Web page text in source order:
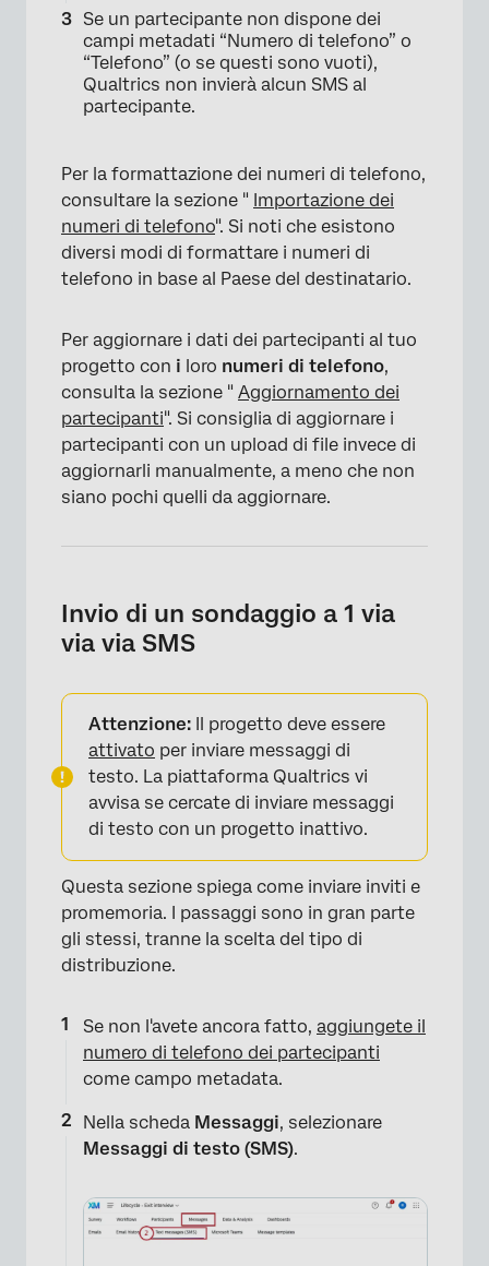
×
Se un partecipante non dispone dei
campi metadati “Numero di telefono” o
“Telefono” (o se questi sono vuoti),
Qualtrics non invierà alcun SMS al
partecipante.
Per la formattazione dei numeri di telefono,
consultare la sezione " Importazione dei
numeri di telefono". Si noti che esistono
diversi modi di formattare i numeri di
telefono in base al Paese del destinatario.
Per aggiornare i dati dei partecipanti al tuo
progetto con i loro numeri di telefono,
consulta la sezione " Aggiornamento dei
partecipanti". Si consiglia di aggiornare i
partecipanti con un upload di file invece di
aggiornarli manualmente, a meno che non
siano pochi quelli da aggiornare.
Invio di un sondaggio a 1 via
via via SMS
Attenzione: Il progetto deve essere
attivato per inviare messaggi di
testo. La piattaforma Qualtrics vi
avvisa se cercate di inviare messaggi
di testo con un progetto inattivo.
Questa sezione spiega come inviare inviti e
promemoria. I passaggi sono in gran parte
gli stessi, tranne la scelta del tipo di
distribuzione.
Se non l'avete ancora fatto, aggiungete il
numero di telefono dei partecipanti
come campo metadata.
Nella scheda Messaggi, selezionare
Messaggi di testo (SMS).